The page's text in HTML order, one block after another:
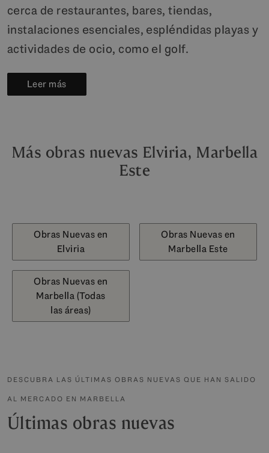
cerca de restaurantes, bares, tiendas,
instalaciones esenciales, espléndidas playas y
actividades de ocio, como el golf.
Leer más
Más obras nuevas Elviria, Marbella
Este
Obras Nuevas en
Elviria
Obras Nuevas en
Marbella Este
Obras Nuevas en
Marbella (Todas
las áreas)
DESCUBRA LAS ÚLTIMAS OBRAS NUEVAS QUE HAN SALIDO
AL MERCADO EN MARBELLA
Últimas obras nuevas